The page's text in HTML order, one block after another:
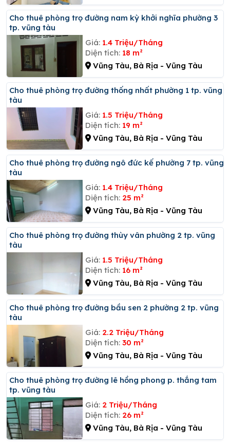
Cho thuê phòng trọ đường nam kỳ khởi nghĩa phường 3
tp. vũng tàu
Giá: 1.4 Triệu/Tháng
Diện tích: 18 m²
Vũng Tàu, Bà Rịa - Vũng Tàu
Cho thuê phòng trọ đường thống nhất phường 1 tp. vũng
tàu
Giá: 1.5 Triệu/Tháng
Diện tích: 19 m²
Vũng Tàu, Bà Rịa - Vũng Tàu
Cho thuê phòng trọ đường ngô đức kế phường 7 tp. vũng
tàu
Giá: 1.4 Triệu/Tháng
Diện tích: 25 m²
Vũng Tàu, Bà Rịa - Vũng Tàu
Cho thuê phòng trọ đường thùy vân phường 2 tp. vũng
tàu
Giá: 1.5 Triệu/Tháng
Diện tích: 16 m²
Vũng Tàu, Bà Rịa - Vũng Tàu
Cho thuê phòng trọ đường bầu sen 2 phường 2 tp. vũng
tàu
Giá: 2.2 Triệu/Tháng
Diện tích: 30 m²
Vũng Tàu, Bà Rịa - Vũng Tàu
Cho thuê phòng trọ đường lê hồng phong p. thắng tam
tp. vũng tàu
Giá: 2 Triệu/Tháng
Diện tích: 26 m²
Vũng Tàu, Bà Rịa - Vũng Tàu